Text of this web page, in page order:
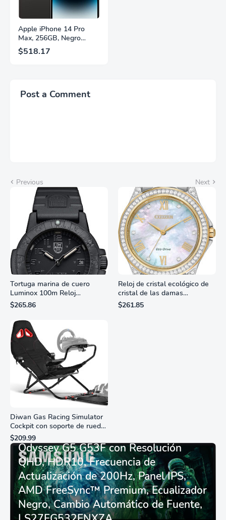
Apple iPhone 14 Pro
Max, 256GB, Negro
Espacial - Desbloqueado
(Renovado)
$518.17
Post a Comment
Previous Next
Tortuga marina de cuero
Luminox 100m Reloj
analógico de cuarzo
resistente al agua
$265.86
Reloj de cristal ecológico de
cristal de las damas
ciudadanas, 3 manos,
marcadores de números
$261.85
Diwan Gas Racing Simulator
Cockpit con soporte de rueda
de carreras plegable y
asiento - Logitech
G29/920/923/27/25,
Thrustmaster
T248/X/T300RS/T150/458/TX
$209.99
Monitor Gamer SAMSUNG 27”
Odyssey G5 G53F con Resolución
QHD, HDR10, Frecuencia de
Actualización de 200Hz, Panel IPS,
AMD FreeSync™ Premium, Ecualizador
Negro, Cambio Automático de Fuente,